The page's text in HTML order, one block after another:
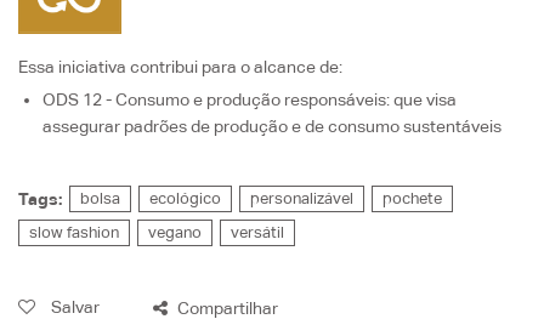
Essa iniciativa contribui para o alcance de:
ODS 12 - Consumo e produção responsáveis: que visa
assegurar padrões de produção e de consumo sustentáveis
Tags: bolsa ecológico personalizável
pochete
slow fashion
vegano versátil
Salvar Compartilhar